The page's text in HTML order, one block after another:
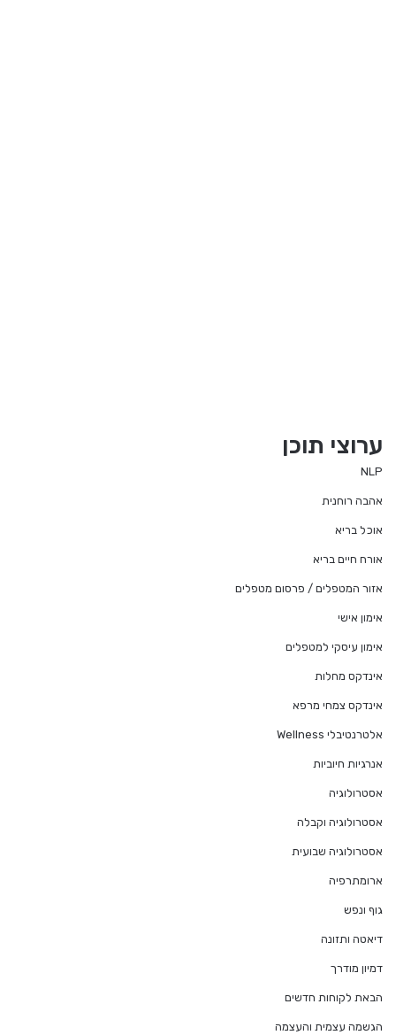
ערוצי תוכן
NLP
אהבה רוחנית
אוכל בריא
אורח חיים בריא
אזור המטפלים / פרסום מטפלים
אימון אישי
אימון עיסקי למטפלים
אינדקס מחלות
אינדקס צמחי מרפא
אלטרנטיבלי Wellness
אנרגיות חיוביות
אסטרולוגיה
אסטרולוגיה וקבלה
אסטרולוגיה שבועית
ארומתרפיה
גוף ונפש
דיאטה ותזונה
דמיון מודרך
הבאת לקוחות חדשים
הגשמה עצמית והעצמה